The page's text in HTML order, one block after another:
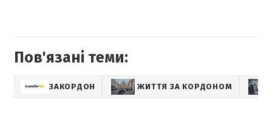
Пов'язані теми:
ЗАКОРДОН ЖИТТЯ ЗА КОРДОНОМ